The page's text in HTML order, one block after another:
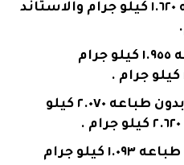
*رول اب ٦٠×١٦٠ بدون طباعه ١.٦٢٠ كيلو جرام والاستاند
*رول اب ٨٠×٢٠٠ بدون طباعه ١.٩٥٥ كيلو جرام
*رول اب ٨٥×٢٠٠ ( العادي ) بدون طباعه ٢.٠٧٠ كيلو
*رول اب ٨٥×٢٠٠ (نيو) بدون طباعه ١.٠٩٣ كيلو جرام